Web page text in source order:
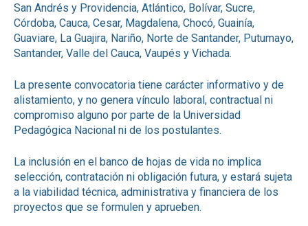
San Andrés y Providencia, Atlántico, Bolívar, Sucre,
Córdoba, Cauca, Cesar, Magdalena, Chocó, Guainía,
Guaviare, La Guajira, Nariño, Norte de Santander, Putumayo,
Santander, Valle del Cauca, Vaupés y Vichada.
La presente convocatoria tiene carácter informativo y de
alistamiento, y no genera vínculo laboral, contractual ni
compromiso alguno por parte de la Universidad
Pedagógica Nacional ni de los postulantes.
La inclusión en el banco de hojas de vida no implica
selección, contratación ni obligación futura, y estará sujeta
a la viabilidad técnica, administrativa y financiera de los
proyectos que se formulen y aprueben.